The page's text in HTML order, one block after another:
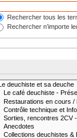
Rechercher tous les
Rechercher n’importe